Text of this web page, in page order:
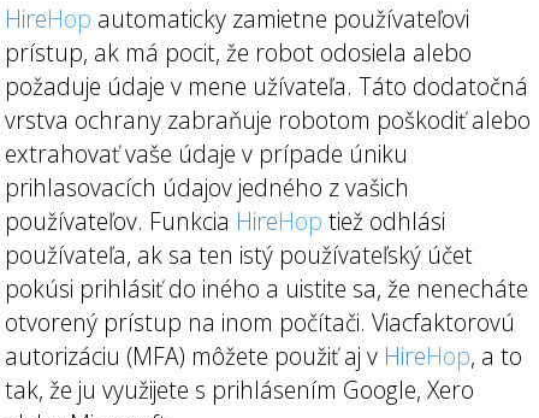
HireHop automaticky zamietne používateľovi
prístup, ak má pocit, že robot odosiela alebo
požaduje údaje v mene užívateľa. Táto dodatočná
vrstva ochrany zabraňuje robotom poškodiť alebo
extrahovať vaše údaje v prípade úniku
prihlasovacích údajov jedného z vašich
používateľov. Funkcia HireHop tiež odhlási
používateľa, ak sa ten istý používateľský účet
pokúsi prihlásiť do iného a uistite sa, že nenecháte
otvorený prístup na inom počítači. Viacfaktorovú
autorizáciu (MFA) môžete použiť aj v HireHop, a to
tak, že ju využijete s prihlásením Google, Xero